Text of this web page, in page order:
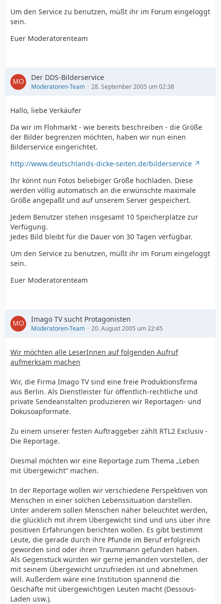
Um den Service zu benutzen, müßt ihr im Forum eingeloggt
sein.
Euer Moderatorenteam
Der DDS-Bilderservice
Moderatoren-Team 28. September 2005 um 02:38
Hallo, liebe Verkäufer
Da wir im Flohmarkt - wie bereits beschreiben - die Größe
der Bilder begrenzen möchten, haben wir nun einen
Bilderservice eingerichtet.
http://www.deutschlands-dicke-seiten.de/bilderservice
Ihr könnt nun Fotos beliebiger Größe hochladen. Diese
werden völlig automatisch an die erwünschte maximale
Größe angepaßt und auf unserem Server gespeichert.
Jedem Benutzer stehen insgesamt 10 Speicherplätze zur
Verfügung.
Jedes Bild bleibt für die Dauer von 30 Tagen verfügbar.
Um den Service zu benutzen, müßt ihr im Forum eingeloggt
sein.
Euer Moderatorenteam
Imago TV sucht Protagonisten
Moderatoren-Team 20. August 2005 um 22:45
Wir möchten alle LeserInnen auf folgenden Aufruf
aufmerksam machen
Wir, die Firma Imago TV sind eine freie Produktionsfirma
aus Berlin. Als Dienstleister für öffentlich-rechtliche und
private Sendeanstalten produzieren wir Reportagen- und
Dokusoapformate.
Zu einem unserer festen Auftraggeber zählt RTL2 Exclusiv -
Die Reportage.
Diesmal möchten wir eine Reportage zum Thema „Leben
mit Übergewicht“ machen.
In der Reportage wollen wir verschiedene Perspektiven von
Menschen in einer solchen Lebenssituation darstellen.
Unter anderem sollen Menschen näher beleuchtet werden,
die glücklich mit ihrem Übergewicht sind und uns über ihre
positiven Erfahrungen berichten wollen. Es gibt bestimmt
Leute, die gerade durch ihre Pfunde im Beruf erfolgreich
geworden sind oder ihren Traummann gefunden haben.
Als Gegenstück würden wir gerne jemanden vorstellen, der
mit seinem Übergewicht unzufrieden ist und abnehmen
will. Außerdem wäre eine Institution spannend die
Geschäfte mit übergewichtigen Leuten macht (Dessous-
Laden usw.).